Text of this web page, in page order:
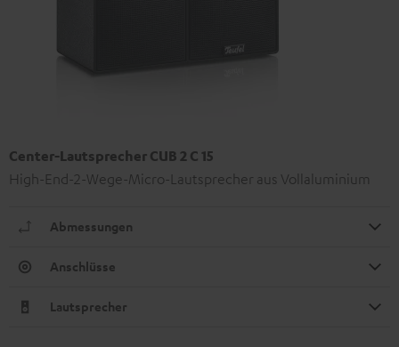
Center-Lautsprecher CUB 2 C 15
High-End-2-Wege-Micro-Lautsprecher aus Vollaluminium
Abmessungen
Anschlüsse
Lautsprecher